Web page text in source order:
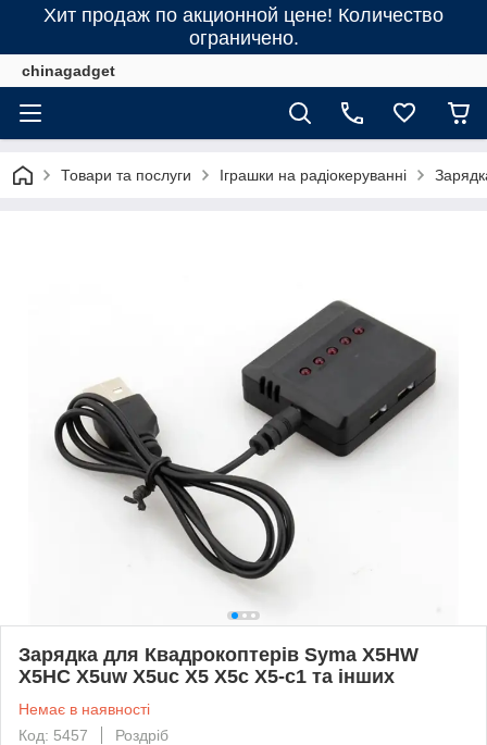
Хит продаж по акционной цене! Количество
ограничено.
chinagadget
Товари та послуги Іграшки на радіокеруванні
Зарядка для Квадрокоптерів Syma X5HW
X5HC X5uw X5uc X5 X5c X5-c1 та інших
Немає в наявності
Код: 5457
Роздріб